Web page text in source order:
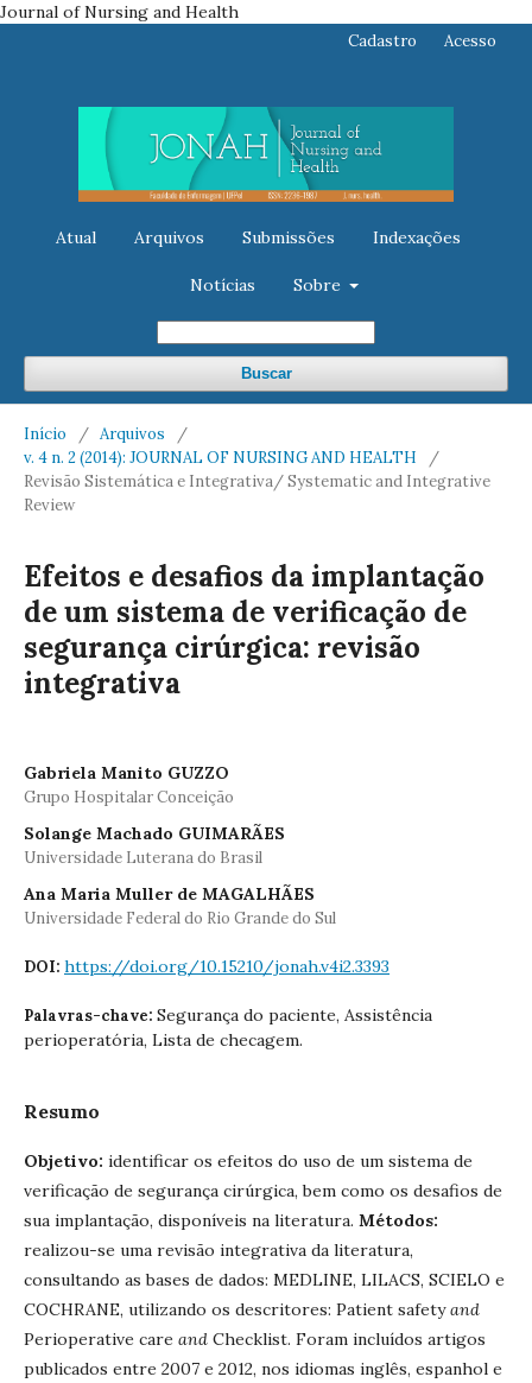
Journal of Nursing and Health
Atual Arquivos Submissões Indexações
Notícias Sobre
Buscar
Cadastro Acesso
Início / Arquivos
/
v. 4 n. 2 (2014): JOURNAL OF NURSING AND HEALTH
/
Revisão Sistemática e Integrativa/ Systematic and Integrative
Review
Efeitos e desafios da implantação
de um sistema de verificação de
segurança cirúrgica: revisão
integrativa
Gabriela Manito GUZZO
Grupo Hospitalar Conceição
Solange Machado GUIMARÃES
Universidade Luterana do Brasil
Ana Maria Muller de MAGALHÃES
Universidade Federal do Rio Grande do Sul
DOI: https://doi.org/10.15210/jonah.v4i2.3393
Palavras-chave: Segurança do paciente, Assistência
perioperatória, Lista de checagem.
Resumo
Objetivo: identificar os efeitos do uso de um sistema de
verificação de segurança cirúrgica, bem como os desafios de
sua implantação, disponíveis na literatura. Métodos:
realizou-se uma revisão integrativa da literatura,
consultando as bases de dados: MEDLINE, LILACS, SCIELO e
COCHRANE, utilizando os descritores: Patient safetyand
Perioperative care and Checklist. Foram incluídos artigos
publicados entre 2007 e 2012, nos idiomas inglês, espanhol e